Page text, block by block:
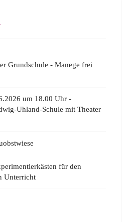
Grundschule - Manege frei
um 18.00 Uhr -
Uhland-Schule mit Theater
für den
Unterricht